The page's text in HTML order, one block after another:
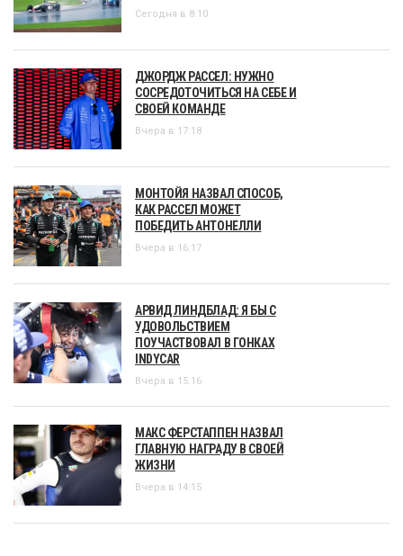
Сегодня в 8:10
ДЖОРДЖ РАССЕЛ: НУЖНО
СОСРЕДОТОЧИТЬСЯ НА СЕБЕ И
СВОЕЙ КОМАНДЕ
Вчера в 17:18
МОНТОЙЯ НАЗВАЛ СПОСОБ,
КАК РАССЕЛ МОЖЕТ
ПОБЕДИТЬ АНТОНЕЛЛИ
Вчера в 16:17
АРВИД ЛИНДБЛАД: Я БЫ С
УДОВОЛЬСТВИЕМ
ПОУЧАСТВОВАЛ В ГОНКАХ
INDYCAR
Вчера в 15:16
МАКС ФЕРСТАППЕН НАЗВАЛ
ГЛАВНУЮ НАГРАДУ В СВОЕЙ
ЖИЗНИ
Вчера в 14:15